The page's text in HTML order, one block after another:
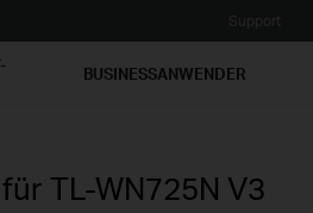
BUSINESSANWENDER
TL-WN725N V3